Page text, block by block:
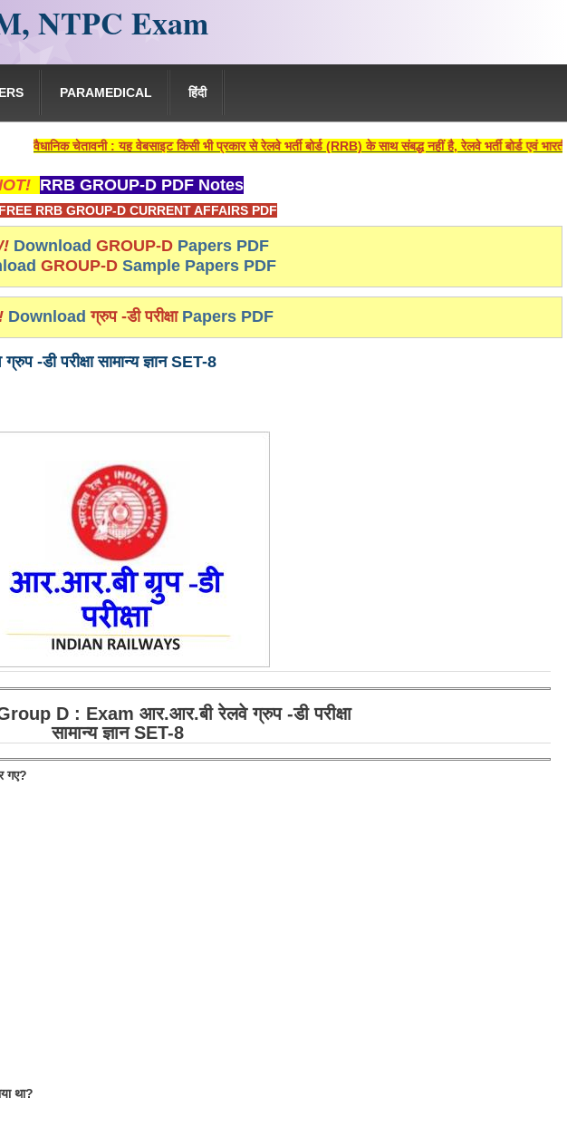
NTPC Exam
PARAMEDICAL हिंदी
: यह वेबसाइट किसी भी प्रकार से रेलवे भर्ती बोर्ड (RRB) के साथ संबद्ध नहीं है, रेलवे भर्ती बोर्ड एवं भारतीय रेलवे की
RRB GROUP-D PDF Notes
FREE RRB GROUP-D CURRENT AFFAIRS PDF
Download GROUP-DPapers PDF
GROUP-DSample Papers PDF
Downloadग्रुप -डी परीक्षाPapers PDF
परीक्षा सामान्य ज्ञान SET-8
D : Exam आर.आर.बी रेलवे ग्रुप -डी परीक्षा
सामान्य ज्ञान SET-8
गए?
था?